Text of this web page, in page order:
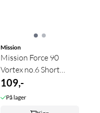
Mission
Mission Force 90
Vortex no.6 Short
Clear Purple
109,-
På lager